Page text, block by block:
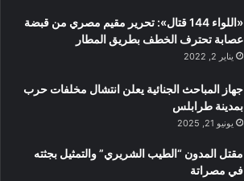
«اللواء 144 قتال»: تحرير مقيم مصري من قبضة
عصابة تحترف الخطف بطريق المطار
يناير 2, 2022
جهاز المباحث الجنائية يعلن انتشال مخلفات حرب
بمدينة طرابلس
يونيو 21, 2025
مقتل المدون “الطيب الشريري” والتمثيل بجثته
في مصراتة